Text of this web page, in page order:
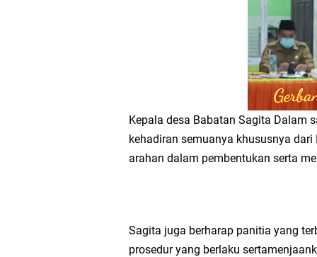
Pemdes Cibanteng
Zakat Produktif
Karang Taruna
Nila Yani Apresiasi
Takmir Masjid KH
DPC PDI Perjuangan
Kepala desa Babatan Sagita Dalam
kehadiran semuanya khususnya
arahan dalam pembentukan serta
Sagita juga berharap panitia yang
prosedur yang berlaku